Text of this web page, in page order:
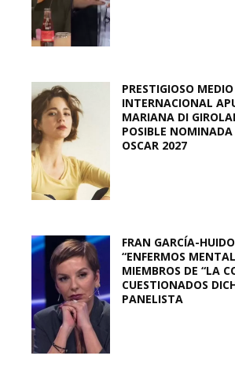
PRESTIGIOSO MEDIO
INTERNACIONAL
MARIANA DI
POSIBLE
OSCAR 2027
FRAN GARCÍA-
“ENFERMOS
MIEMBROS DE “LA
CUESTIONADOS
PANELISTA